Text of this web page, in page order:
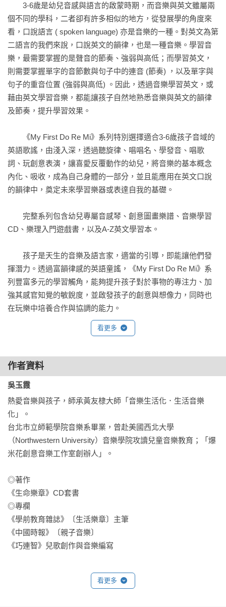
(5)樂理入門遊戲書
．抽象的音樂符號需要練習才會印象深刻，以可愛的動物名稱
幫助孩子將音樂轉成為抽象的符號。
．帶領孩子發現日常生活中的音樂元素，例如：線、間、圓
等，容易聯想，增進學習樂趣。
(6)A-Z英文學習本
．簡約的黑白圖畫線條，學習A-Z的同時也給幼兒揮灑創意的空
．透過連連看、數字配對、創意圖像、走迷宮、填字遊戲等趣
味練習，整合該單元的學習。
(7)一體成形琴座嵌譜槽
．可將譜卡嵌入，形成自然看譜斜角度，讓幼兒看譜敲擊音感
(8)外盒小舞台
．幼兒席地而坐或將舞台放置於桌面，幼兒皆方便敲擊表演。
▍示範影片欣賞：https://youtu.be/sAmVIj9Z_J0
▍「爆米花創意音樂」網址：www.popcornmusicfun.com
3-6歲是幼兒音感與語言的啟蒙時期，而音樂與英文雖屬兩
個不同的學科，二者卻有許多相似的地方，從發展學的角度來
看，口說語言 ( spoken language) 亦是音樂的一種。對英文為第
二語言的我們來說，口說英文的韻律，也是一種音樂。學習音
樂，最需要掌握的是聲音的節奏、強弱與高低；而學習英文，
則需要掌握單字的音節數與句子中的連音 (節奏) ，以及單字與
句子的重音位置 (強弱與高低) 。因此，透過音樂學習英文，或
藉由英文學習音樂，都能讓孩子自然地熟悉音樂與英文的韻律
及節奏，提升學習效果。
《My First Do Re Mi》系列特別選擇適合3-6歲孩子音域的
英語歌謠，由淺入深，透過聽旋律、唱唱名、學發音、唱歌
詞、玩創意表演，讓喜愛反覆動作的幼兒，將音樂的基本概念
內化、吸收，成為自己身體的一部分，並且能應用在英文口說
的韻律中，奠定未來學習樂器或表達自我的基礎。
完整系列包含幼兒專屬音感琴、創意圖畫樂譜、音樂學習
CD、樂理入門遊戲書，以及A-Z英文學習本。
孩子是天生的音樂及語言家，適當的引導，即能讓他們發
揮潛力。透過富韻律感的英語童謠，《My First Do Re Mi》系
列豐富多元的學習觸角，能夠提升孩子對於事物的專注力、加
強其感官知覺的敏銳度，並啟發孩子的創意與想像力，同時也
在玩樂中培養合作與協調的能力。
看更多
作者資料
吳玉霞
熱愛音樂與孩子，師承黃友棣大師「音樂生活化．生活音樂
化」。
台北市立師範學院音樂系畢業，曾赴美國西北大學
（Northwestern University）音樂學院攻讀兒童音樂教育；「爆
米花創意音樂工作室創辦人」。
◎著作
《生命樂章》CD套書
◎專欄
《學前教育雜誌》〔生活樂章〕主筆
《中國時報》〔親子音樂〕
《巧連智》兒歌創作與音樂編寫
看更多